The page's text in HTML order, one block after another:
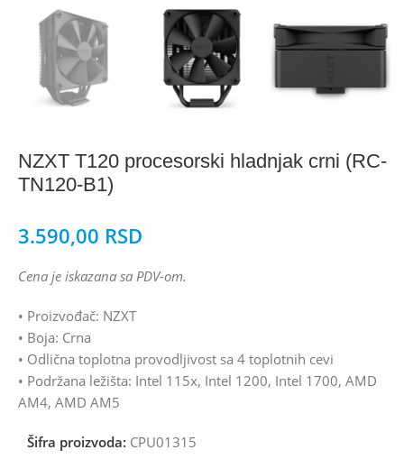
NZXT T120 procesorski hladnjak crni (RC-
TN120-B1)
3.590,00 RSD
Cena je iskazana sa PDV-om.
• Proizvođač: NZXT
• Boja: Crna
• Odlična toplotna provodljivost sa 4 toplotnih cevi
• Podržana ležišta: Intel 115x, Intel 1200, Intel 1700, AMD
AM4, AMD AM5
Šifra proizvoda: CPU01315